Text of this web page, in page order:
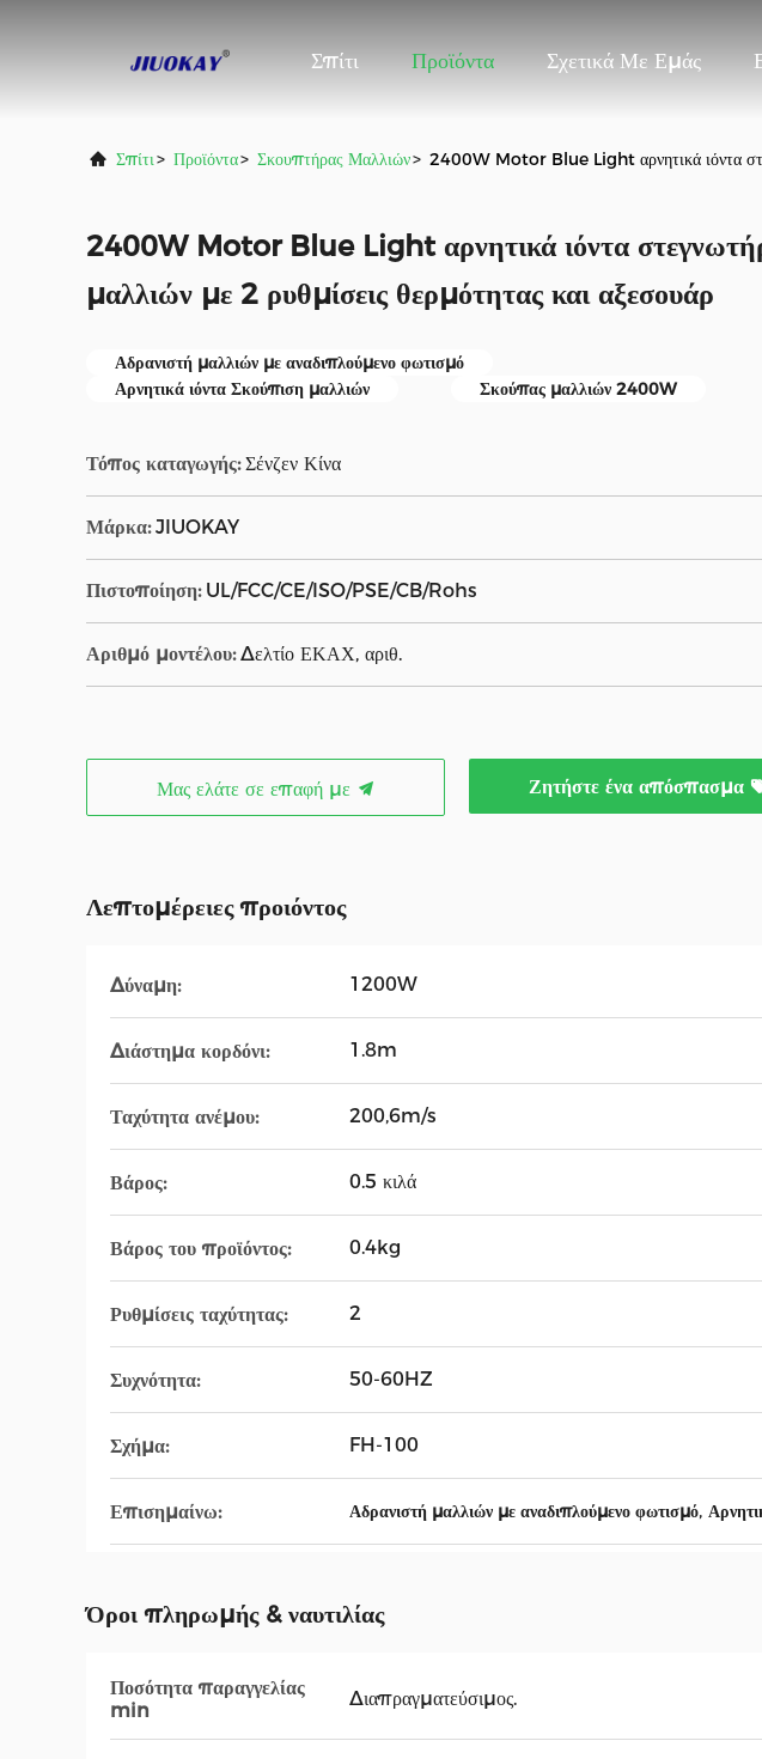
Σπίτι Προϊόντα Σχετικά Με Εμάς
Σπίτι> Προϊόντα> Σκουπτήρας Μαλλιών> 2400W Motor Blue Light αρνητικά ιόντα
2400W Motor Blue Light αρνητικά ιόντα
μαλλιών με 2 ρυθμίσεις θερμότητας και αξεσουάρ
Αδρανιστή μαλλιών με αναδιπλούμενο φωτισμό
Αρνητικά ιόντα Σκούπιση μαλλιών
Σκούπας μαλλιών 2400W
Τόπος καταγωγής: Σένζεν Κίνα
Μάρκα: JIUOKAY
Πιστοποίηση: UL/FCC/CE/ISO/PSE/CB/Rohs
Αριθμό μοντέλου: Δελτίο ΕΚΑΧ, αριθ.
Μας ελάτε σε επαφή με Ζητήστε ένα απόσπασμα
Λεπτομέρειες προιόντος
Δύναμη: 1200W
Διάστημα κορδόνι: 1.8m
Ταχύτητα ανέμου: 200,6m/s
Βάρος: 0.5 κιλά
Βάρος του προϊόντος: 0.4kg
Ρυθμίσεις ταχύτητας: 2
Συχνότητα: 50-60HZ
Σχήμα: FH-100
Επισημαίνω: Αδρανιστή μαλλιών με αναδιπλούμενο φωτισμό,
Όροι πληρωμής & ναυτιλίας
Ποσότητα παραγγελίας
min
Διαπραγματεύσιμος.